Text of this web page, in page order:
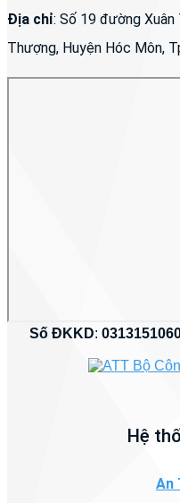
Địa chỉ: Số 19 đường Xuân
Thượng, Huyện Hóc Môn,
Số ĐKKD:
Hệ
An